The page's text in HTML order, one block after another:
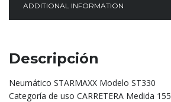
ADDITIONAL INFORMATION
Descripción
Neumático STARMAXX Modelo ST330
Categoría de uso CARRETERA Medida 155